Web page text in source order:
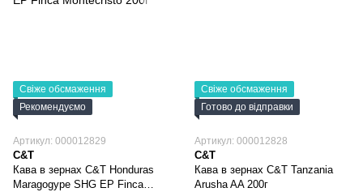
Свіже обсмаження
Рекомендуємо
Артикул: 000012829
C&T
Кава в зернах C&T Honduras
Maragogype SHG EP Finca
Свіже обсмаження
Готово до відправки
Артикул: 000012828
C&T
Кава в зернах C&T Tanzania
Arusha AA 200г